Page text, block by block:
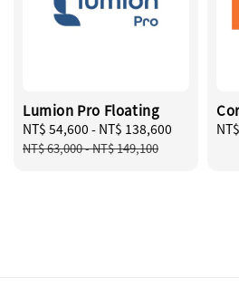
Lumion Pro Floating
Sale
price
NT$ 54,600 - NT$ 138,600
Regular
NT$ 63,000-NT$ 149,100